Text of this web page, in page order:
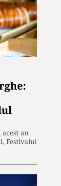
an
Festivalul